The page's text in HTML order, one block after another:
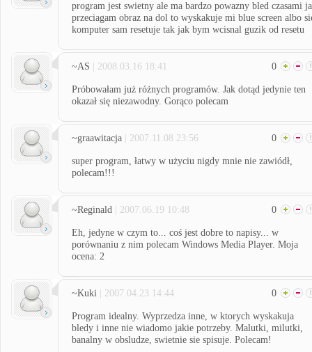
program jest swietny ale ma bardzo powazny bled czasami
przeciagam obraz na dol to wyskakuje mi blue screen albo
komputer sam resetuje tak jak bym wcisnal guzik od resetu
~AS | 2008.03.16 18:41 0
Próbowałam już różnych programów. Jak dotąd jedynie ten
okazał się niezawodny. Gorąco polecam
~graawitacja | 2007.11.08 23:56 0
super program, łatwy w użyciu nigdy mnie nie zawiódł,
polecam!!!
~Reginald | 2007.06.19 10:48 0
Eh, jedyne w czym to... coś jest dobre to napisy... w
porównaniu z nim polecam Windows Media Player. Moja
ocena: 2
~Kuki | 2007.04.23 14:44 0
Program idealny. Wyprzedza inne, w ktorych wyskakuja
bledy i inne nie wiadomo jakie potrzeby. Malutki, milutki,
banalny w obsludze, swietnie sie spisuje. Polecam!